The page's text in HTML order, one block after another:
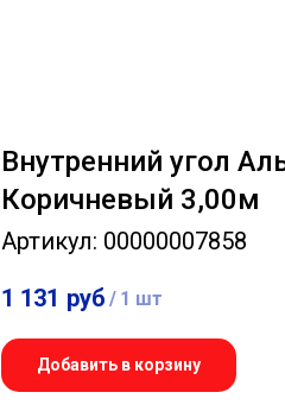
Внутренний угол
Коричневый 3,00м
Артикул: 00000007858
1 131 руб / 1 шт
Добавить в корзину